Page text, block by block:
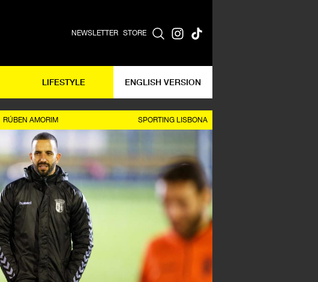
NEWSLETTER STORE
LIFESTYLE ENGLISH VERSION
RÚBEN AMORIM SPORTING LISBONA